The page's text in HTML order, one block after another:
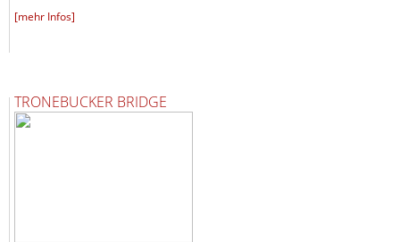
[mehr Infos]
TRONEBUCKER BRIDGE